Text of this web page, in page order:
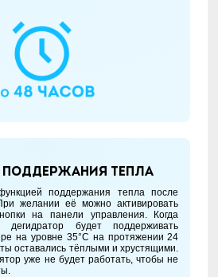
тепла
поддержания тепла после
желании её можно активировать
на панели управления. Когда
дегидратор будет поддерживать
на уровне 35°С на протяжении 24
оставались тёплыми и хрустящими.
уже не будет работать, чтобы не